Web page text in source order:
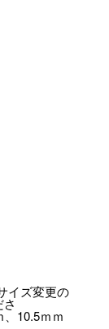
イズ変更の
さ
ｍｍ